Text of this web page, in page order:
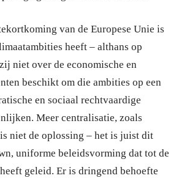
van de Europese Unie is
heeft – althans op
niet over de economische en
beschikt om die ambities op een
en sociaal rechtvaardige
Meer centralisatie, zoals
niet de oplossing – het is juist dit
uniforme beleidsvorming dat tot de
geleid. Er is dringend behoefte